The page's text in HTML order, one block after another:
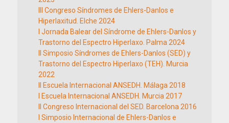
III Congreso Síndromes de Ehlers-Danlos e
Hiperlaxitud. Elche 2024
I Jornada Balear del Síndrome de Ehlers-Danlos y
Trastorno del Espectro Hiperlaxo. Palma 2024
II Simposio Síndromes de Ehlers-Danlos (SED) y
Trastorno del Espectro Hiperlaxo (TEH). Murcia
2022
II Escuela Internacional ANSEDH. Málaga 2018
I Escuela Internacional ANSEDH. Murcia 2017
II Congreso Internacional del SED. Barcelona 2016
I Simposio Internacional de Ehlers-Danlos e